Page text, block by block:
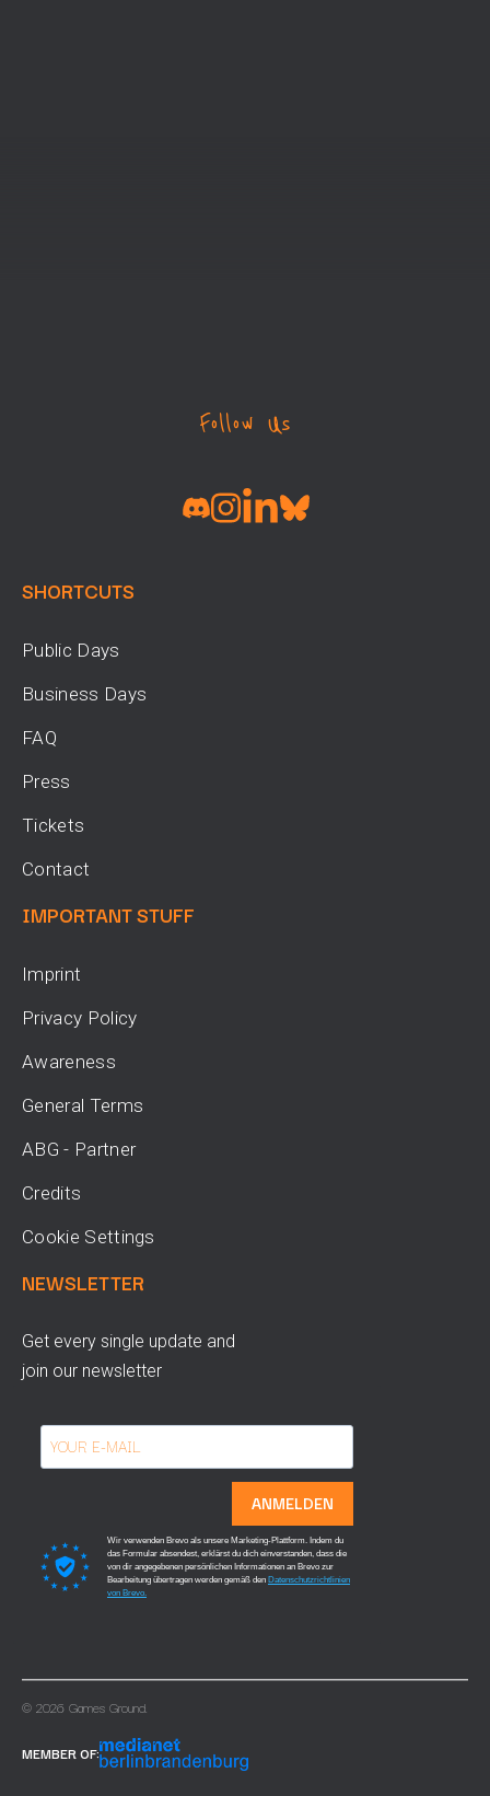
Follow Us
SHORTCUTS
Public Days
Business Days
FAQ
Press
Tickets
Contact
IMPORTANT STUFF
Imprint
Privacy Policy
Awareness
General Terms
ABG - Partner
Credits
Cookie Settings
NEWSLETTER
Get every single update and
join our newsletter
ANMELDEN
Wir verwenden Brevo als unsere Marketing-Plattform. Indem du
das Formular absendest, erklärst du dich einverstanden, dass die
von dir angegebenen persönlichen Informationen an Brevo zur
Bearbeitung übertragen werden gemäß den Datenschutzrichtlinien
von Brevo.
© 2026 Games Ground.
MEMBER OF: